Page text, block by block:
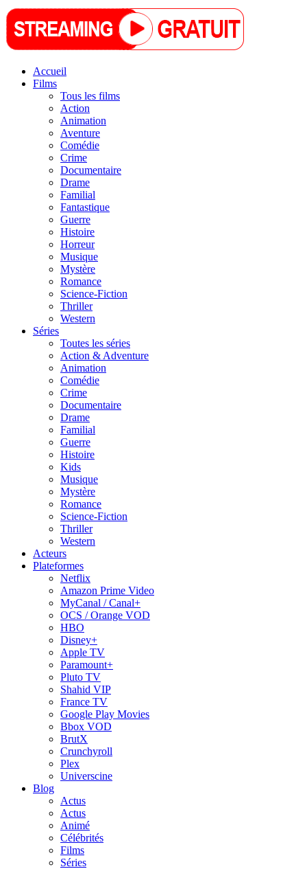
Accueil
Films
Tous les films
Action
Animation
Aventure
Comédie
Crime
Documentaire
Drame
Familial
Fantastique
Guerre
Histoire
Horreur
Musique
Mystère
Romance
Science-Fiction
Thriller
Western
Séries
Toutes les séries
Action & Adventure
Animation
Comédie
Crime
Documentaire
Drame
Familial
Guerre
Histoire
Kids
Musique
Mystère
Romance
Science-Fiction
Thriller
Western
Acteurs
Plateformes
Netflix
Amazon Prime Video
MyCanal / Canal+
OCS / Orange VOD
HBO
Disney+
Apple TV
Paramount+
Pluto TV
Shahid VIP
France TV
Google Play Movies
Bbox VOD
BrutX
Crunchyroll
Plex
Universcine
Blog
Actus
Actus
Animé
Célébrités
Films
Séries